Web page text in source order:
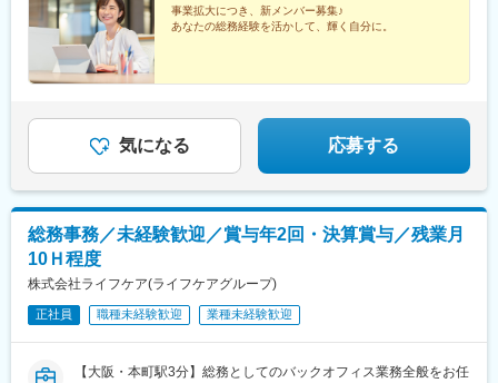
事業拡大につき、新メンバー募集♪
あなたの総務経験を活かして、輝く自分に。
気になる 応募する
総務事務／未経験歓迎／賞与年2回・決算賞与／残業月
10Ｈ程度
株式会社ライフケア(ライフケアグループ)
正社員 職種未経験歓迎 業種未経験歓迎
【大阪・本町駅3分】総務としてのバックオフィス業務全般をお任